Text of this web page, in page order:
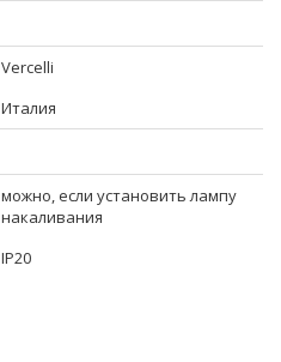
Vercelli
Италия
можно, если установить лампу
накаливания
IP20